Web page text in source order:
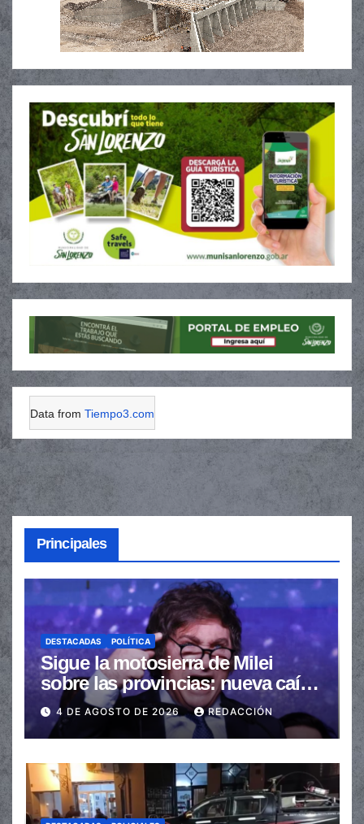
Data from Tiempo3.com
Principales
DESTACADAS POLÍTICA
Sigue la motosierra de Milei
sobre las provincias: nueva caída
de las transferencias no
automáticas
4 DE AGOSTO DE 2026 REDACCIÓN